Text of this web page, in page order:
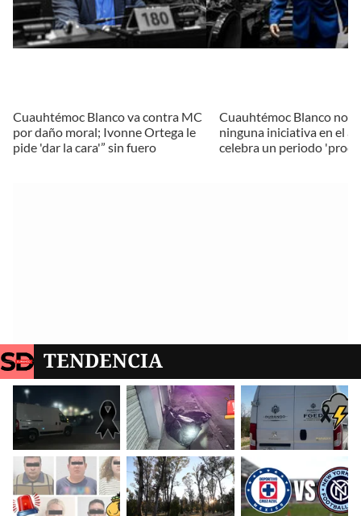
Cuauhtémoc Blanco va contra MC
por daño moral; Ivonne Ortega le
pide 'dar la cara'” sin fuero
Cuauhtémoc Blanco no
ninguna iniciativa en el
celebra un periodo
TENDENCIA